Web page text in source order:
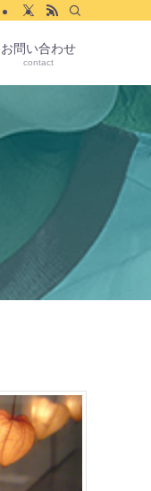
お問い合わせ
contact